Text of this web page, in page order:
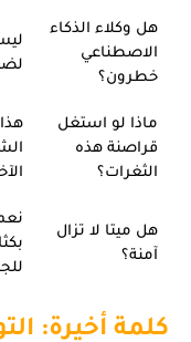
هل وكلاء الذكاء
الاصطناعي
خطرون؟
ماذا لو استغل
قراصنة هذه
الثغرات؟
هل ميتا لا تزال
آمنة؟
كلمة أخيرة: